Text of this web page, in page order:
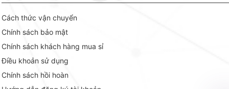
Cách thức vận chuyển
Chính sách bảo mật
Chính sách khách hàng mua sỉ
Điều khoản sử dụng
Chính sách hồi hoàn